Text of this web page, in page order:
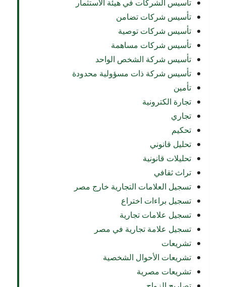
تأسيس الشركات في هيئة الاستثمار
تأسيس شركات تضامن
تأسيس شركات توصية
تأسيس شركات مساهمة
تأسيس شركة الشخص الواحد
تأسيس شركة ذات مسؤولية محدودة
تأمين
تجارة الكترونية
تجاري
تحكيم
تحليل قانوني
تحليلات قانونية
تراث ثقافي
تسجيل العلامات التجارية خارج مصر
تسجيل براءات اختراع
تسجيل علامات تجارية
تسجيل علامة تجارية في مصر
تشريعات
تشريعات الأحوال الشخصية
تشريعات مصرية